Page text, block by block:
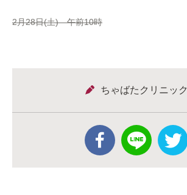
2月28日(土) 午前10時
ちゃばたクリニック